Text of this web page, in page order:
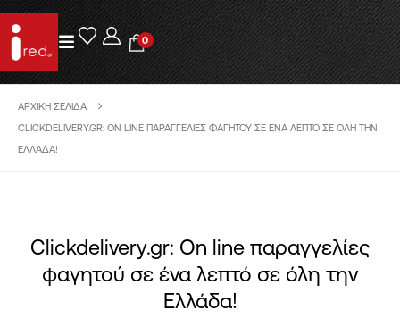
0
ΑΡΧΙΚΉ ΣΕΛΊΔΑ
CLICKDELIVERY.GR: ON LINE ΠΑΡΑΓΓΕΛΊΕΣ ΦΑΓΗΤΟΎ ΣΕ ΈΝΑ ΛΕΠΤΌ ΣΕ ΌΛΗ ΤΗΝ
ΕΛΛΆΔΑ!
Clickdelivery.gr: On line παραγγελίες
φαγητού σε ένα λεπτό σε όλη την
Ελλάδα!